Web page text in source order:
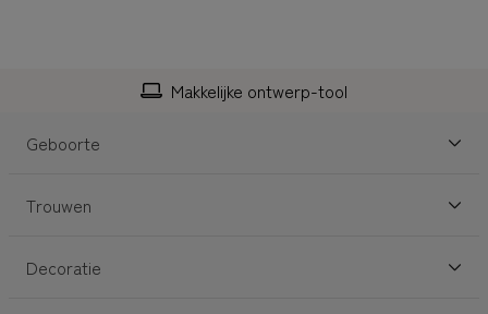
Makkelijke ontwerp-tool
Geboorte
Trouwen
Decoratie